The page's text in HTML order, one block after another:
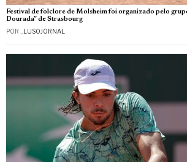
Festival de folclore de Molsheim foi organizado pelo
Dourada” de Strasbourg
POR _LUSOJORNAL